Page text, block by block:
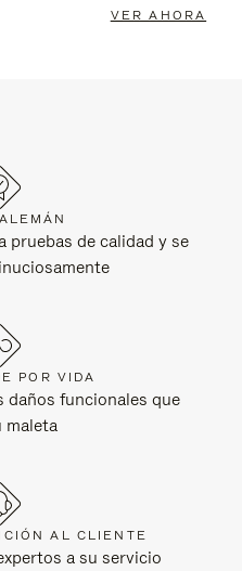
VER AHORA
pruebas de calidad y se
POR VIDA
daños funcionales que
maleta
AL CLIENTE
a su servicio